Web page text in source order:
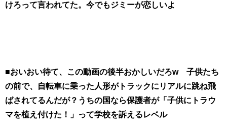
けろって言われてた。今でもジミーが恋しいよ
■おいおい待て、この動画の後半おかしいだろw 子供たち
の前で、自転車に乗った人形がトラックにリアルに跳ね飛
ばされてるんだが？うちの国なら保護者が「子供にトラウ
マを植え付けた！」って学校を訴えるレベル